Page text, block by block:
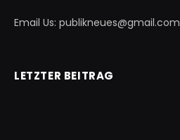
Email Us: publikneues@gmail.com
LETZTER BEITRAG